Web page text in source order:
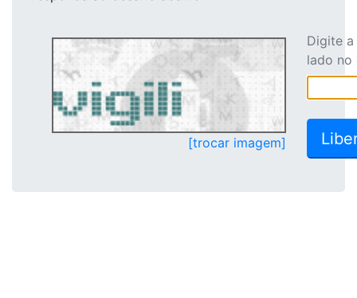
[trocar imagem]
Digite
lado no